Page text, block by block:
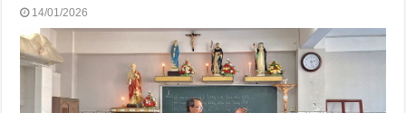
14/01/2026